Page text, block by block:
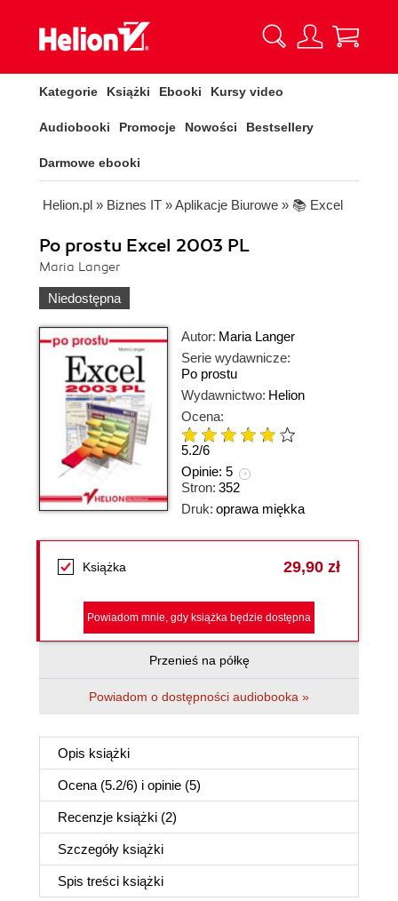
Kategorie Książki Ebooki Kursy video
Audiobooki Promocje Nowości Bestsellery
Darmowe ebooki
Helion.pl » Biznes IT »Aplikacje Biurowe » 📚 Excel
Po prostu Excel 2003 PL
Maria Langer
Niedostępna
Autor: Maria Langer
Serie wydawnicze:
Po prostu
Wydawnictwo: Helion
Ocena:
5.2/6
Opinie: 5
Stron: 352
Druk: oprawa miękka
Książka 29,90 zł
Powiadom mnie, gdy książka będzie dostępna
Przenieś na półkę
Powiadom o dostępności audiobooka »
Opis książki
Ocena (5.2/6) i opinie (5)
Recenzje książki (2)
Szczegóły książki
Spis treści książki